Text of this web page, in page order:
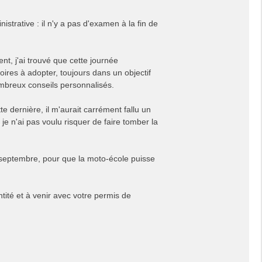
: il n'y a pas d'examen à la fin de
j'ai trouvé que cette journée
à adopter, toujours dans un objectif
conseils personnalisés.
dernière, il m'aurait carrément fallu un
n'ai pas voulu risquer de faire tomber la
pour que la moto-école puisse
et à venir avec votre permis de